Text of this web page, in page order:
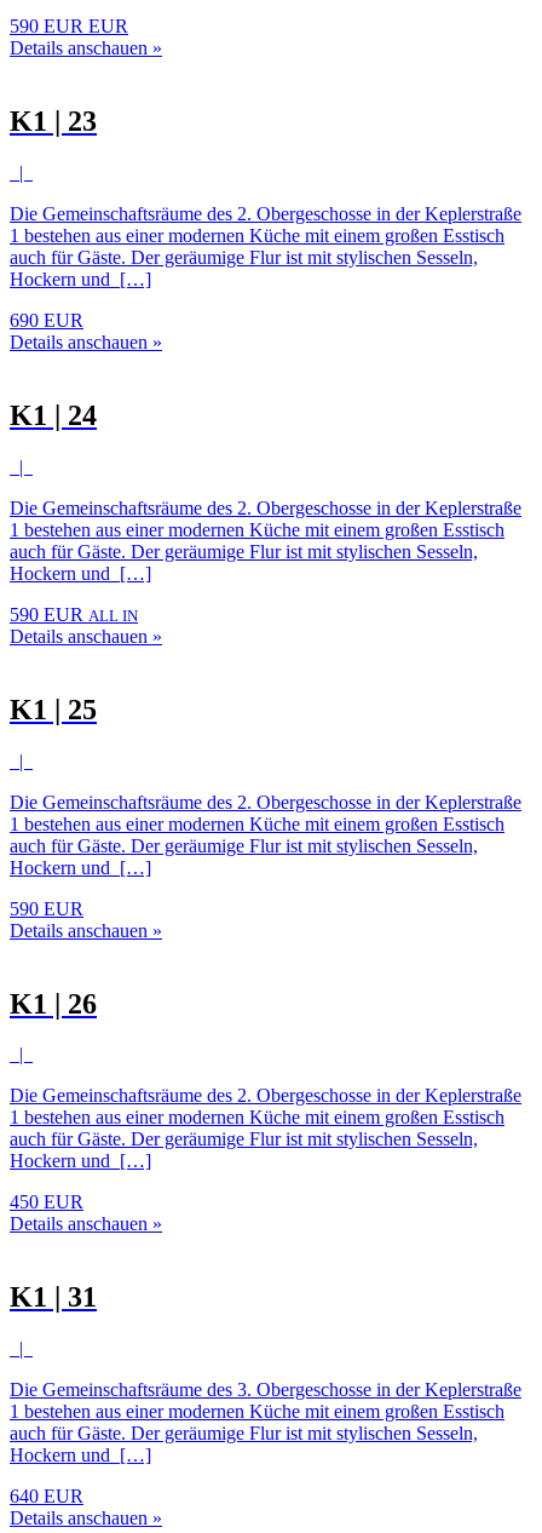
590 EUR EUR
Details anschauen »
K1 | 23
|
Die Gemeinschaftsräume des 2. Obergeschosse in der Keplerstraße
1 bestehen aus einer modernen Küche mit einem großen Esstisch
auch für Gäste. Der geräumige Flur ist mit stylischen Sesseln,
Hockern und […]
690 EUR
Details anschauen »
K1 | 24
|
Die Gemeinschaftsräume des 2. Obergeschosse in der Keplerstraße
1 bestehen aus einer modernen Küche mit einem großen Esstisch
auch für Gäste. Der geräumige Flur ist mit stylischen Sesseln,
Hockern und […]
590 EUR ALL IN
Details anschauen »
K1 | 25
|
Die Gemeinschaftsräume des 2. Obergeschosse in der Keplerstraße
1 bestehen aus einer modernen Küche mit einem großen Esstisch
auch für Gäste. Der geräumige Flur ist mit stylischen Sesseln,
Hockern und […]
590 EUR
Details anschauen »
K1 | 26
|
Die Gemeinschaftsräume des 2. Obergeschosse in der Keplerstraße
1 bestehen aus einer modernen Küche mit einem großen Esstisch
auch für Gäste. Der geräumige Flur ist mit stylischen Sesseln,
Hockern und […]
450 EUR
Details anschauen »
K1 | 31
|
Die Gemeinschaftsräume des 3. Obergeschosse in der Keplerstraße
1 bestehen aus einer modernen Küche mit einem großen Esstisch
auch für Gäste. Der geräumige Flur ist mit stylischen Sesseln,
Hockern und […]
640 EUR
Details anschauen »